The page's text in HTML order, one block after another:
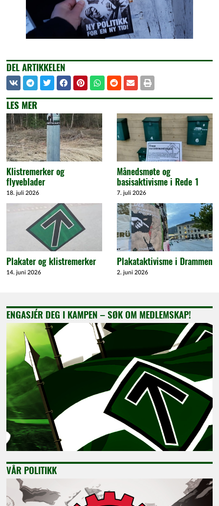
LES MER
Klistremerker og
flyveblader
18. juli 2026
Månedsmøte og
basisaktivisme i Rede 1
7. juli 2026
Plakater og klistremerker
14. juni 2026
Plakataktivisme i Drammen
2. juni 2026
DEL ARTIKKELEN
ENGASJÉR DEG I KAMPEN – SØK OM MEDLEMSKAP!
VÅR POLITIKK